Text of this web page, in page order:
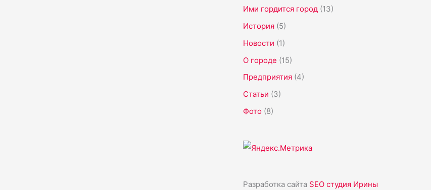
Ими гордится город (13)
История (5)
Новости (1)
О городе (15)
Предприятия (4)
Статьи (3)
Фото (8)
Разработка сайта SEO студия Ирины